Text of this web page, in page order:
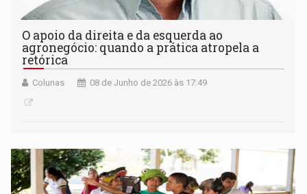
O apoio da direita e da esquerda ao
agronegócio: quando a prática atropela a
retórica
Colunas 08 de Junho de 2026 às 17:49